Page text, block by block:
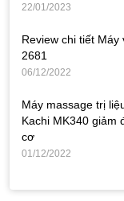
22/01/2023
Review chi tiết Máy
2681
06/12/2022
Máy massage trị
Kachi MK340 giảm
cơ
01/12/2022